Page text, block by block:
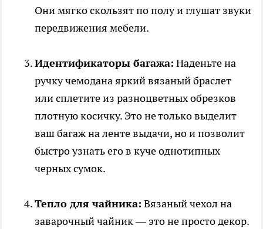
Они мягко скользят по полу и глушат звуки
передвижения мебели.
Идентификаторы багажа: Наденьте на
ручку чемодана яркий вязаный браслет
или сплетите из разноцветных обрезков
плотную косичку. Это не только выделит
ваш багаж на ленте выдачи, но и позволит
быстро узнать его в куче однотипных
черных сумок.
Тепло для чайника: Вязаный чехол на
заварочный чайник — это не просто декор.